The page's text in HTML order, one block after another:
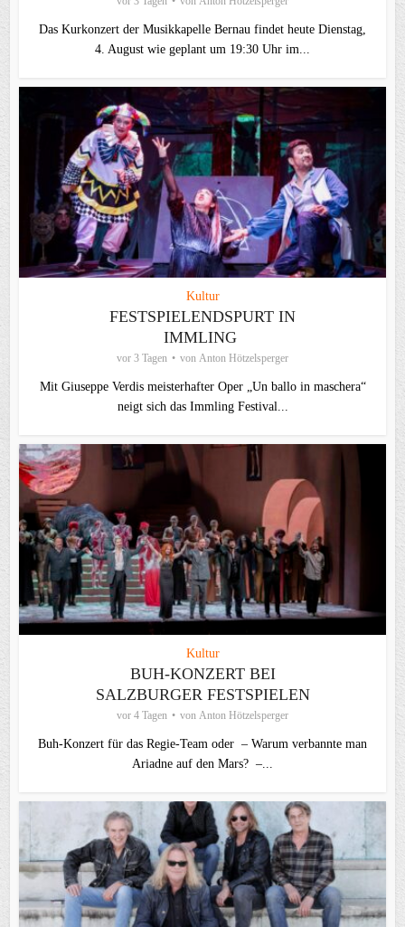
Das Kurkonzert der Musikkapelle Bernau findet heute Dienstag,
4. August wie geplant um 19:30 Uhr im...
Kultur
FESTSPIELENDSPURT IN
IMMLING
vor 3 Tagen von Anton Hötzelsperger
Mit Giuseppe Verdis meisterhafter Oper „Un ballo in maschera“
neigt sich das Immling Festival...
Kultur
BUH-KONZERT BEI
SALZBURGER FESTSPIELEN
vor 4 Tagen von Anton Hötzelsperger
Buh-Konzert für das Regie-Team oder – Warum verbannte man
Ariadne auf den Mars? –...